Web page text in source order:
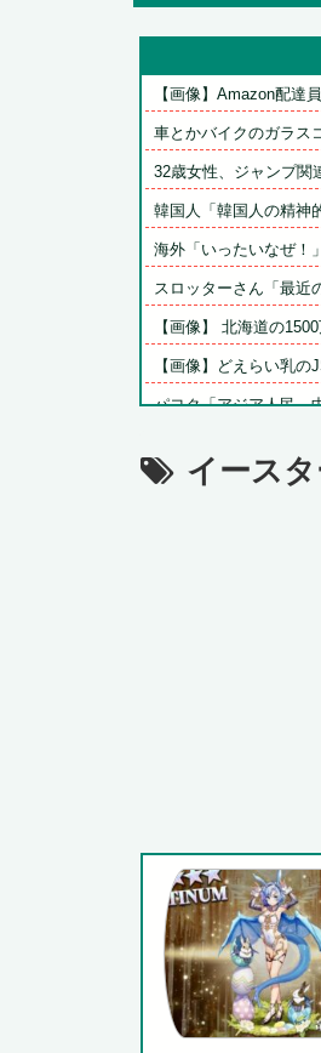
【画像】Amazon配達
車とかバイクのガラス
32歳女性、ジャンプ関
韓国人「韓国人の精神
海外「いったいなぜ！
スロッターさん「最近
【画像】 北海道の
【画像】どえらい乳の
パヨク「アジア人民、
【ウマ娘】あの目をし
イース